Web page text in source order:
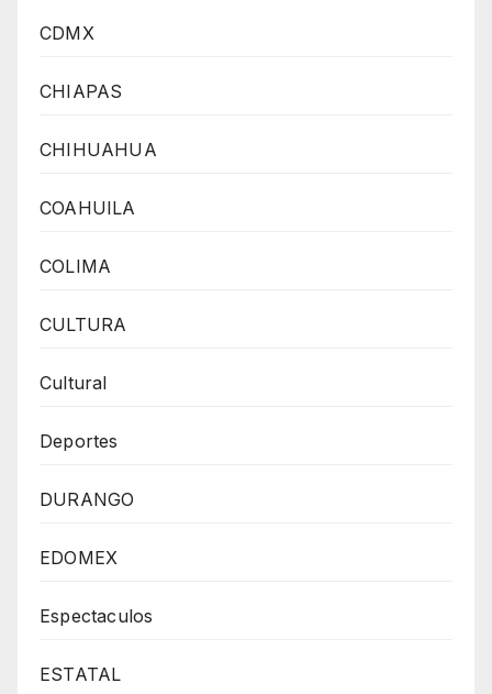
CDMX
CHIAPAS
CHIHUAHUA
COAHUILA
COLIMA
CULTURA
Cultural
Deportes
DURANGO
EDOMEX
Espectaculos
ESTATAL